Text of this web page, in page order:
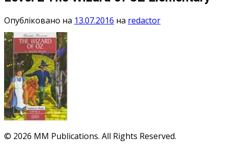
Опубліковано на 13.07.2016 на redactor
© 2026 MM Publications. All Rights Reserved.